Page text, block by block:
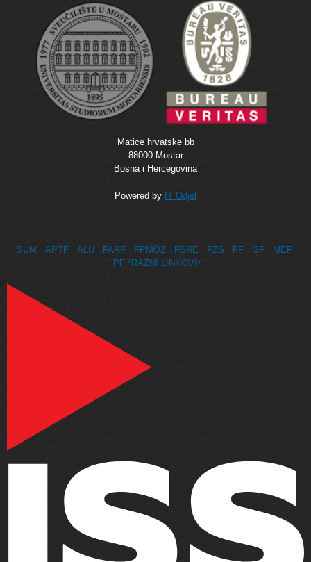
Matice hrvatske bb
88000 Mostar
Bosna i Hercegovina
Powered by IT Odjel
SUM APTF ALU FARF FPMOZ FSRE FZS FF GF
MEF
PF *RAZNI LINKOVI*